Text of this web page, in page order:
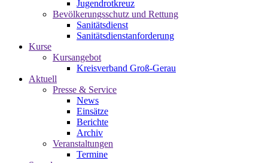
Jugendrotkreuz
Bevölkerungsschutz und Rettung
Sanitätsdienst
Sanitätsdienstanforderung
Kurse
Kursangebot
Kreisverband Groß-Gerau
Aktuell
Presse & Service
News
Einsätze
Berichte
Archiv
Veranstaltungen
Termine